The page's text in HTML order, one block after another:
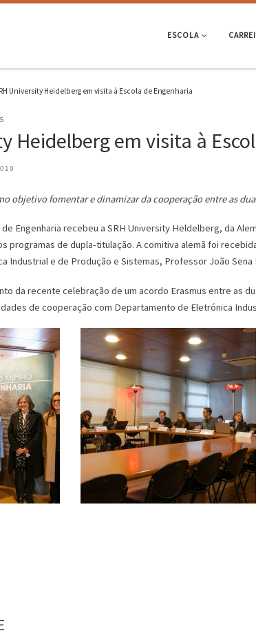
ESCOLA
University Heidelberg em visita à Escola de Engenharia
Heidelberg em visita à
objetivo fomentar e dinamizar da cooperação entre as
de Engenharia recebeu a SRH University Heldelberg, da
programas de dupla-titulação. A comitiva alemã foi
Industrial e de Produção e Sistemas, Professor João
da recente celebração de um acordo Erasmus entre as
de cooperação com Departamento de Eletrónica